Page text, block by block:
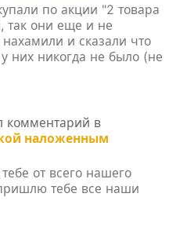
по акции "2 товара
так они еще и не
и сказали что
них никогда не было (не
комментарий в
наложенным
от всего нашего
тебе все наши